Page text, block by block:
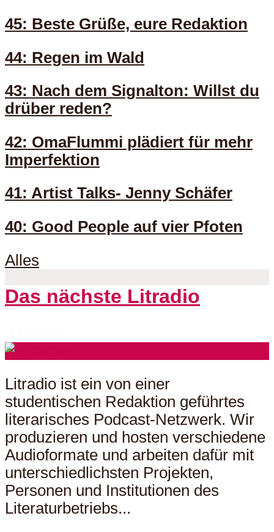
45: Beste Grüße, eure Redaktion
44: Regen im Wald
43: Nach dem Signalton: Willst du
drüber reden?
42: OmaFlummi plädiert für mehr
Imperfektion
41: Artist Talks- Jenny Schäfer
40: Good People auf vier Pfoten
Alles
Das nächste Litradio
Litradio ist ein von einer
studentischen Redaktion geführtes
literarisches Podcast-Netzwerk. Wir
produzieren und hosten verschiedene
Audioformate und arbeiten dafür mit
unterschiedlichsten Projekten,
Personen und Institutionen des
Literaturbetriebs...